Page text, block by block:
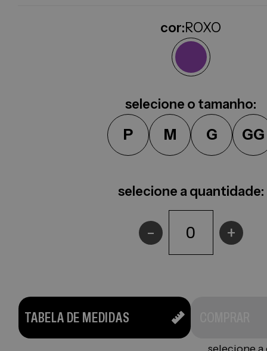
cor:ROXO
selecione o tamanho:
P M G GG
selecione a quantidade:
- +
TABELA DE MEDIDAS